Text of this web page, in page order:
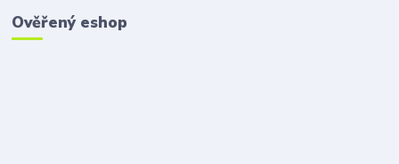
Ověřený eshop